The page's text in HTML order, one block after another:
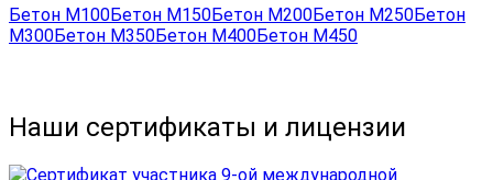
Бетон М100Бетон М150Бетон М200Бетон М250Бетон
М300Бетон М350Бетон М400Бетон М450
Наши сертификаты и лицензии